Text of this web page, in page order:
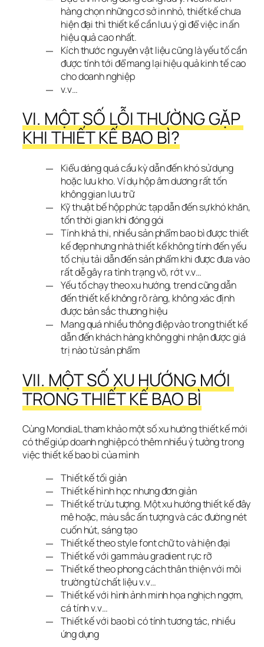
hàng chọn những cơ sở in nhỏ, thiết kế chưa
hiện đại thì thiết kế cần lưu ý gì để việc in ấn
hiệu quả cao nhất.
Kích thước nguyên vật liệu cũng là yếu tố cần
được tính tới để mang lại hiệu quả kinh tế cao
cho doanh nghiệp
v.v…
VI. MỘT SỐ LỖI THƯỜNG GẶP
KHI THIẾT KẾ BAO BÌ?
Kiểu dáng quá cầu kỳ dẫn đến khó sử dụng
hoặc lưu kho. Ví dụ hộp âm dương rất tốn
không gian lưu trữ
Kỹ thuật bế hộp phức tạp dẫn đến sự khó khăn,
tốn thời gian khi đóng gói
Tính khả thi, nhiều sản phẩm bao bì được thiết
kế đẹp nhưng nhà thiết kế không tính đến yếu
tố chịu tải dẫn đến sản phẩm khi được đưa vào
rất dễ gây ra tình trạng võ, rớt v.v…
Yếu tố chạy theo xu hướng, trend cũng dẫn
đến thiết kế không rõ ràng, không xác định
được bản sắc thương hiệu
Mang quá nhiều thông điệp vào trong thiết kế
dẫn đến khách hàng không ghi nhận được giá
trị nào từ sản phẩm
VII. MỘT SỐ XU HƯỚNG MỚI
TRONG THIẾT KẾ BAO BÌ
Cùng MondiaL tham khảo một số xu hướng thiết kế mới
có thể giúp doanh nghiệp có thêm nhiều ý tưởng trong
việc thiết kế bao bì của mình
Thiết kế tối giản
Thiết kế hình học nhưng đơn giản
Thiết kế trừu tượng. Một xu hướng thiết kế đây
mê hoặc, màu sắc ấn tượng và các đường nét
cuốn hút, sáng tạo
Thiết kế theo style font chữ to và hiện đại
Thiết kế với gam màu gradient rực rỡ
Thiết kế theo phong cách thân thiện với môi
trường từ chất liệu v.v…
Thiết kế với hình ảnh minh họa nghịch ngợm,
cá tính v.v…
Thiết kế với bao bì có tính tương tác, nhiều
ứng dụng